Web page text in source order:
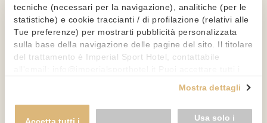
tecniche (necessari per la navigazione), analitiche (per le
statistiche) e cookie traccianti / di profilazione (relativi alle
Tue preferenze) per mostrarti pubblicità personalizzata
sulla base della navigazione delle pagine del sito. Il titolare
del trattamento è Imperial Sport Hotel, contattabile
proseguire cliccando su "Usa solo i cookie necessari" o
gestire le tue preferenze facendo clic su "Personalizza". Al
fine di revocare il consenso prestato e visualizzare le
Mostra dettagli
Accetta tutti i Usa solo i